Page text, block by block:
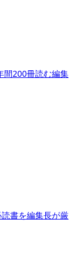
間200冊読む編集
書を編集長が厳